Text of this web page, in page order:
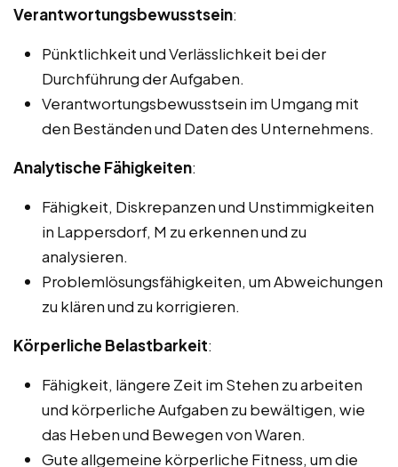
Verantwortungsbewusstsein:
Pünktlichkeit und Verlässlichkeit bei der
Durchführung der Aufgaben.
Verantwortungsbewusstsein im Umgang mit
den Beständen und Daten des Unternehmens.
Analytische Fähigkeiten:
Fähigkeit, Diskrepanzen und Unstimmigkeiten
in Lappersdorf, M zu erkennen und zu
analysieren.
Problemlösungsfähigkeiten, um Abweichungen
zu klären und zu korrigieren.
Körperliche Belastbarkeit:
Fähigkeit, längere Zeit im Stehen zu arbeiten
und körperliche Aufgaben zu bewältigen, wie
das Heben und Bewegen von Waren.
Gute allgemeine körperliche Fitness, um die